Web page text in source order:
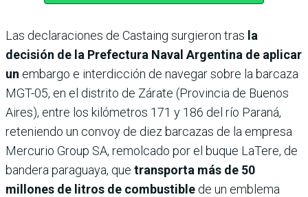
Las declaraciones de Castaing surgieron tras la
decisión de la Prefectura Naval Argentina de aplicar
un embargo e interdicción de navegar sobre la barcaza
MGT-05, en el distrito de Zárate (Provincia de Buenos
Aires), entre los kilómetros 171 y 186 del río Paraná,
reteniendo un convoy de diez barcazas de la empresa
Mercurio Group SA, remolcado por el buque LaTere, de
bandera paraguaya, que transporta más de 50
millones de litros de combustible de un emblema